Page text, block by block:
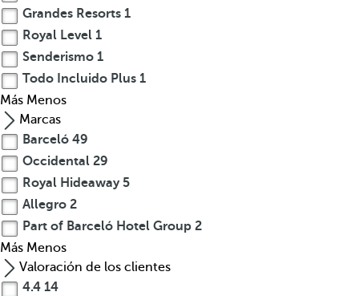
Grandes Resorts 1
Royal Level 1
Senderismo 1
Todo Incluido Plus 1
Más Menos
Marcas
Barceló 49
Occidental 29
Royal Hideaway5
Allegro 2
Part of Barceló Hotel Group 2
Más Menos
Valoración de los clientes
4.4 14